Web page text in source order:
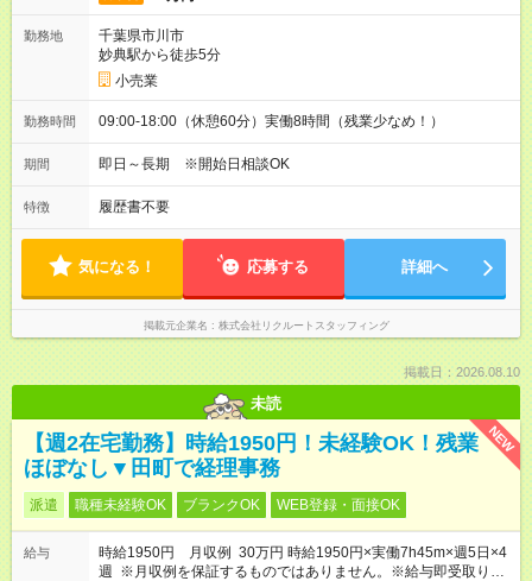
勤務地
千葉県市川市
妙典駅から徒歩5分
小売業
勤務時間 09:00-18:00（休憩60分）実働8時間（残業少なめ！）
期間 即日～長期 ※開始日相談OK
特徴 履歴書不要
気になる！ 応募する 詳細へ
掲載元企業名 株式会社リクルートスタッフィング
掲載日：2026.08.10
未読
NEW
【週2在宅勤務】時給1950円！未経験OK！残業
ほぼなし▼田町で経理事務
派遣 職種未経験OK ブランクOK WEB登録・面接OK
給与
時給1950円 月収例 30万円 時給1950円×実働7h45m×週5日×4
週 ※月収例を保証するものではありません。※給与即受取りサ